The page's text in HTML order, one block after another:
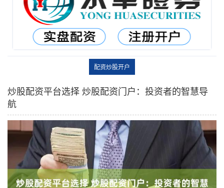
配资炒股开户
炒股配资平台选择 炒股配资门户：投资者的智慧导
航